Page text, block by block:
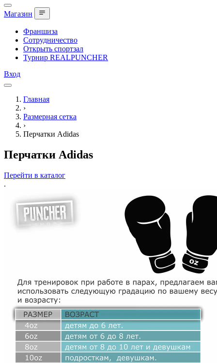
Магазин
Франшиза
Сотрудничество
Открыть спортзал
Турнир REALPUNCHER
Вход
Главная
›
Размерная сетка
›
Перчатки Adidas
Перчатки Adidas
Перейти в каталог
.